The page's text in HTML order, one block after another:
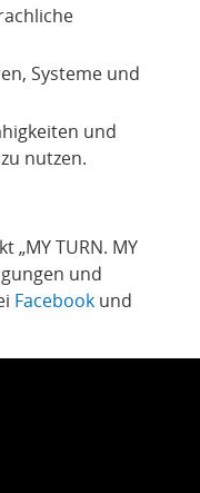
Systeme und
und
nutzen.
TURN. MY
und
Facebook und